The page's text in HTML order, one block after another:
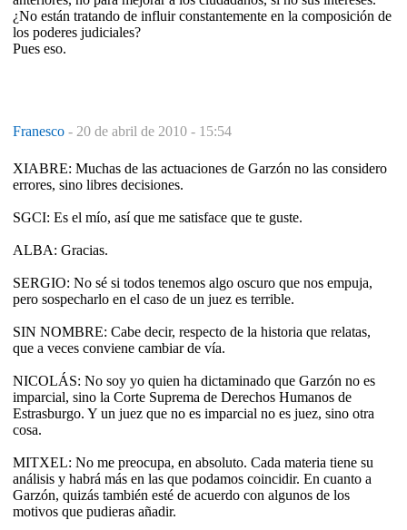
¿No están tratando de influir constantemente en la composición de
los poderes judiciales?
Pues eso.
Franesco - 20 de abril de 2010 - 15:54
XIABRE: Muchas de las actuaciones de Garzón no las considero
errores, sino libres decisiones.
SGCI: Es el mío, así que me satisface que te guste.
ALBA: Gracias.
SERGIO: No sé si todos tenemos algo oscuro que nos empuja,
pero sospecharlo en el caso de un juez es terrible.
SIN NOMBRE: Cabe decir, respecto de la historia que relatas,
que a veces conviene cambiar de vía.
NICOLÁS: No soy yo quien ha dictaminado que Garzón no es
imparcial, sino la Corte Suprema de Derechos Humanos de
Estrasburgo. Y un juez que no es imparcial no es juez, sino otra
cosa.
MITXEL: No me preocupa, en absoluto. Cada materia tiene su
análisis y habrá más en las que podamos coincidir. En cuanto a
Garzón, quizás también esté de acuerdo con algunos de los
motivos que pudieras añadir.